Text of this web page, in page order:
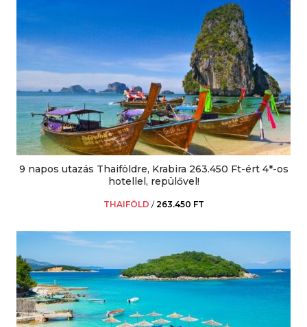
9 napos utazás Thaiföldre, Krabira 263.450 Ft-ért 4*-os
hotellel, repülővel!
THAIFÖLD /263.450 FT